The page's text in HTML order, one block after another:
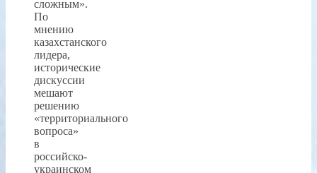
сложным».
По
мнению
казахстанского
лидера,
исторические
дискуссии
мешают
решению
«территориального
вопроса»
в
российско-
украинском